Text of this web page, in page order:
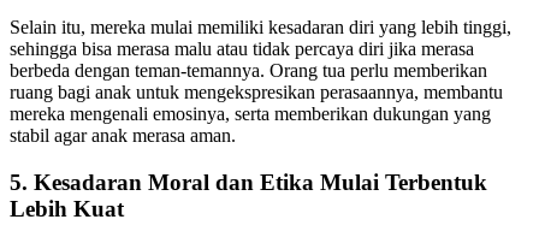
Selain itu, mereka mulai memiliki kesadaran diri yang lebih tinggi,
sehingga bisa merasa malu atau tidak percaya diri jika merasa
berbeda dengan teman-temannya. Orang tua perlu memberikan
ruang bagi anak untuk mengekspresikan perasaannya, membantu
mereka mengenali emosinya, serta memberikan dukungan yang
stabil agar anak merasa aman.
5. Kesadaran Moral dan Etika Mulai Terbentuk
Lebih Kuat